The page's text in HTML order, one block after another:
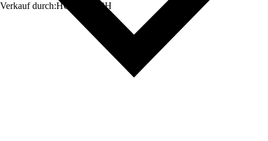
Verkauf durch:HORNBACH